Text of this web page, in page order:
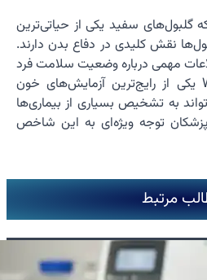
گلبول‌های سفید یکی از حیاتی‌ترین
نقش کلیدی در دفاع بدن دارند.
مهمی درباره وضعیت سلامت فرد
ارائه می‌دهد. آزمایش WBC یکی از رایج‌ترین آزمایش‌های خون
به تشخیص بسیاری از بیماری‌ها
توجه ویژه‌ای به این شاخص
مرتبط